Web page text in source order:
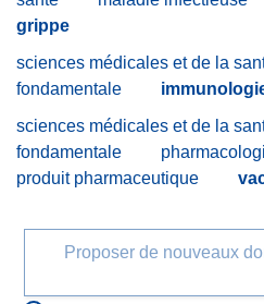
grippe
sciences médicales et de la
fondamentale
sciences médicales et de la
fondamentale
produit pharmaceutique
Proposer de nouveaux